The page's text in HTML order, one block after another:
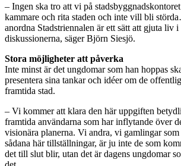
– Ingen ska tro att vi på
kammare och rita staden och inte vill bli
anordna Stadstriennalen är ett sätt att gjuta liv i
diskussionerna, säger Björn Siesjö.
Stora möjligheter att påverka
Inte minst är det ungdomar som han hoppas
presentera sina tankar och idéer om de
framtida stad.
– Vi kommer att klara den här uppgiften
framtida användarna som har inflytande över
visionära planerna. Vi andra, vi gamlingar
sådana här tillställningar, är ju inte de som
det till slut blir, utan det är dagens ungdomar